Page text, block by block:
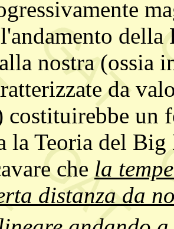
della
nostra (ossia
da
costituirebbe un
la Teoria del
che la
distanza da